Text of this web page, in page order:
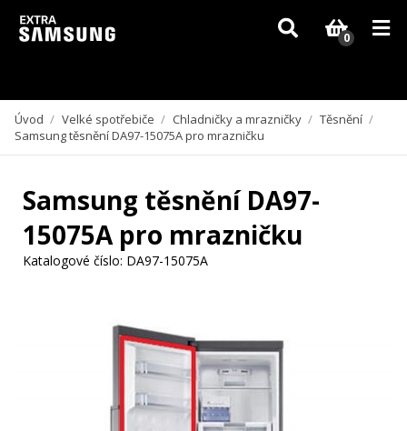
Vzhledem k aktuální situaci se může dodání dílů, které nejsou skladem,
zpozdit. Děkujeme za pochopení.
0
Úvod / Velké spotřebiče / Chladničky a mrazničky / Těsnění /
Samsung těsnění DA97-15075A pro mrazničku
Samsung těsnění DA97-
15075A pro mrazničku
Katalogové číslo: DA97-15075A